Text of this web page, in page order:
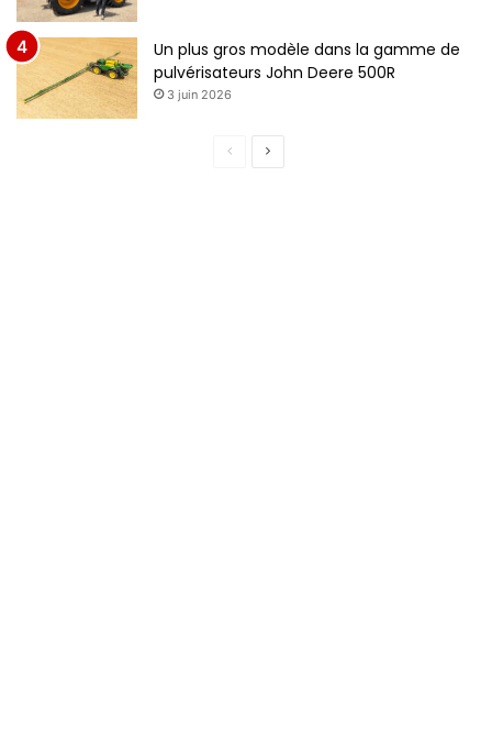
Un plus gros modèle dans la gamme de
pulvérisateurs John Deere 500R
3 juin 2026
Page
Page